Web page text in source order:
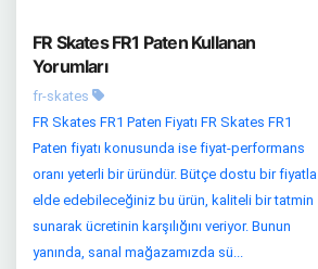
FR Skates FR1 Paten Kullanan
Yorumları
fr-skates
FR Skates FR1 Paten Fiyatı FR Skates FR1
Paten fiyatı konusunda ise fiyat-performans
oranı yeterli bir üründür. Bütçe dostu bir fiyatla
elde edebileceğiniz bu ürün, kaliteli bir tatmin
sunarak ücretinin karşılığını veriyor. Bunun
yanında, sanal mağazamızda sü...